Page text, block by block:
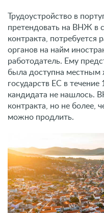
Трудоустройство в
претендовать на ВНЖ в
контракта,
органов на найм
работодатель. Ему
была доступна местным
государств ЕС в
кандидата не нашлось.
контракта, но не более,
можно продлить.